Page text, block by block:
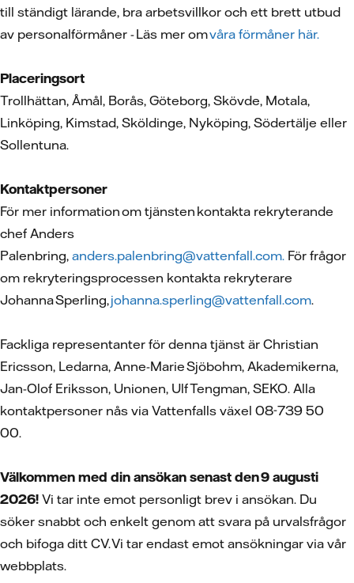
till ständigt lärande, bra arbetsvillkor och ett brett utbud
av personalförmåner - Läs mer omvåra förmåner här.
Placeringsort
Trollhättan, Åmål, Borås, Göteborg, Skövde, Motala,
Linköping, Kimstad, Sköldinge, Nyköping, Södertälje eller
Sollentuna.
Kontaktpersoner
För mer information om tjänsten kontakta rekryterande
chef Anders
Palenbring, anders.palenbring@vattenfall.com. För frågor
om rekryteringsprocessen kontakta rekryterare
Johanna Sperling,johanna.sperling@vattenfall.com.
Fackliga representanter för denna tjänst är Christian
Ericsson, Ledarna, Anne-Marie Sjöbohm, Akademikerna,
Jan-Olof Eriksson, Unionen, Ulf Tengman, SEKO. Alla
kontaktpersoner nås via Vattenfalls växel 08-739 50
00.
Välkommen med din ansökan senast den 9 augusti
2026! Vi tar inte emot personligt brev i ansökan. Du
söker snabbt och enkelt genom att svara på urvalsfrågor
och bifoga ditt CV. Vi tar endast emot ansökningar via vår
webbplats.